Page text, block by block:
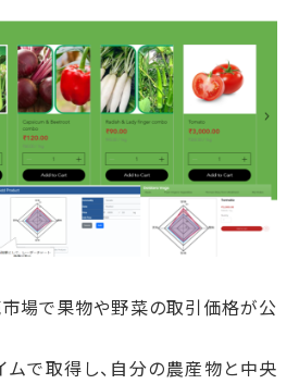
市場で果物や野菜の取引価格が公
ムで取得し、自分の農産物と中央